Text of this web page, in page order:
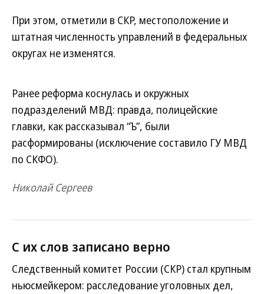
При этом, отметили в СКР, местоположение и
штатная численность управлений в федеральных
округах не изменятся.
Ранее реформа коснулась и окружных
подразделений МВД: правда, полицейские
главки, как рассказывал “Ъ”, были
расформированы (исключение составило ГУ МВД
по СКФО).
Николай Сергеев
С их слов записано верно
Следственный комитет России (СКР) стал крупным
ньюсмейкером: расследование уголовных дел,